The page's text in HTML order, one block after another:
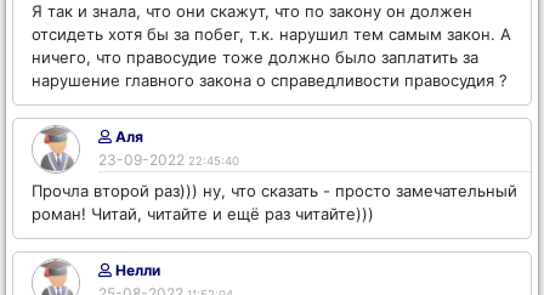
Я так и знала, что они скажут, что по закону он должен
отсидеть хотя бы за побег, т.к. нарушил тем самым закон. А
ничего, что правосудие тоже должно было заплатить за
нарушение главного закона о справедливости правосудия ?
Аля
23-09-2022 22:45:40
Прочла второй раз))) ну, что сказать - просто замечательный
роман! Читай, читайте и ещё раз читайте)))
Нелли